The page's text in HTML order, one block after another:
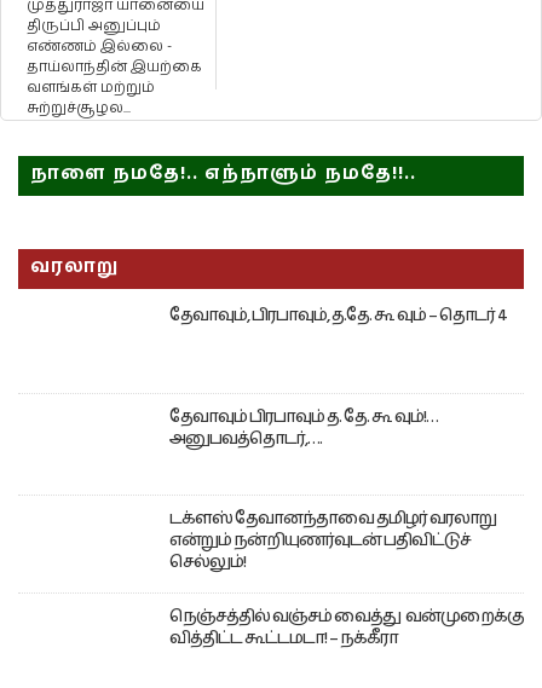
முத்துராஜா யானையை
திருப்பி அனுப்பும்
எண்ணம் இல்லை -
தாய்லாந்தின் இயற்கை
வளங்கள் மற்றும்
சுற்றுச்சூழல...
நாளை நமதே!.. எந்நாளும் நமதே!!..
வரலாறு
தேவாவும், பிரபாவும், த.தே. கூ வும் – தொடர் 4
தேவாவும் பிரபாவும் த. தே. கூ வும்!…
அனுபவத்தொடர்,….
டக்ளஸ் தேவானந்தாவை தமிழர் வரலாறு
என்றும் நன்றியுணர்வுடன் பதிவிட்டுச்
செல்லும்!
நெஞ்சத்தில் வஞ்சம் வைத்து வன்முறைக்கு
வித்திட்ட கூட்டமடா! – நக்கீரா